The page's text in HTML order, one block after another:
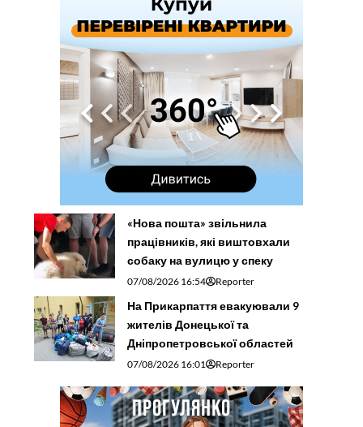
«Нова пошта» звільнила
працівників, які виштовхали
собаку на вулицю у спеку
07/08/2026 16:54 Reporter
На Прикарпаття евакуювали 9
жителів Донецької та
Дніпропетровської областей
07/08/2026 16:01 Reporter